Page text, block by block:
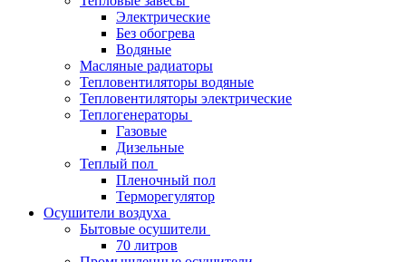
Электрические
Без обогрева
Водяные
Масляные радиаторы
Тепловентиляторы водяные
Тепловентиляторы электрические
Теплогенераторы
Газовые
Дизельные
Теплый пол
Пленочный пол
Терморегулятор
Осушители воздуха
Бытовые осушители
70 литров